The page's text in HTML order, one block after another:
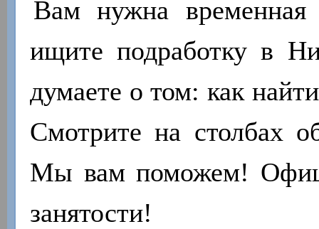
Вам нужна временная
ищите подработку в
думаете о том: как
Смотрите на столбах
Мы вам поможем!
занятости!